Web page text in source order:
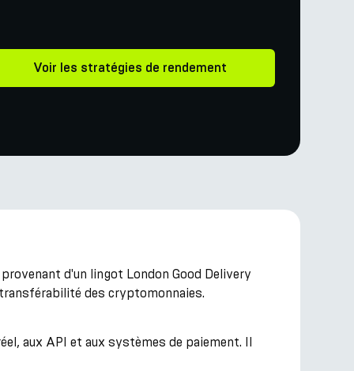
Voir les stratégies de rendement
d'un lingot London Good Delivery
des cryptomonnaies.
aux API et aux systèmes de paiement. Il